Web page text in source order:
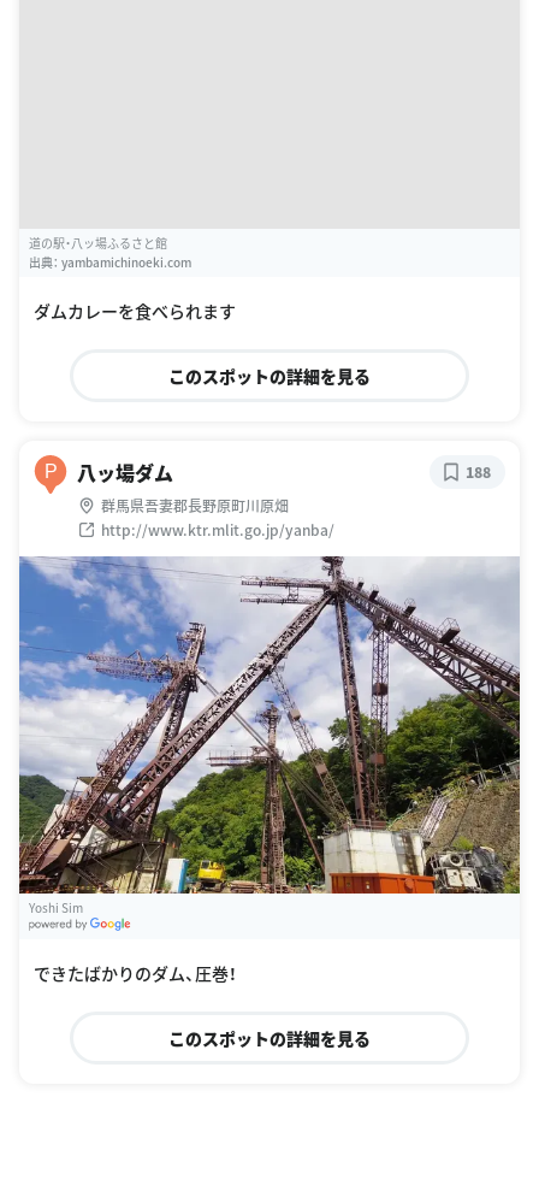
道の駅・八ッ場ふるさと館
出典： yambamichinoeki.com
ダムカレーを食べられます
このスポットの詳細を見る
P 八ッ場ダム
群馬県吾妻郡長野原町川原畑
http://www.ktr.mlit.go.jp/yanba/
188
Yoshi Sim
できたばかりのダム、圧巻！
このスポットの詳細を見る